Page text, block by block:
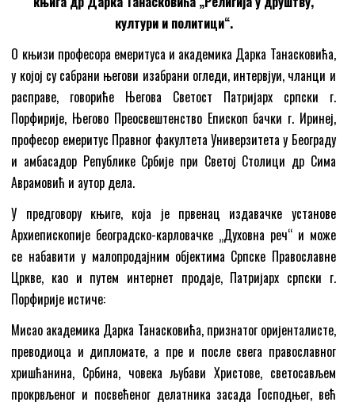
култури и политици“.
О књизи професора емеритуса и академика Дарка Танасковића,
у којој су сабрани његови изабрани огледи, интервјуи, чланци и
расправе, говориће Његова Светост Патријарх српски г.
Порфирије, Његово Преосвештенство Епископ бачки г. Иринеј,
професор емеритус Правног факултета Универзитета у Београду
и амбасадор Републике Србије при Светој Столици др Сима
Аврамовић и аутор дела.
У предговору књиге, која је првенац издавачке установе
Архиепископије београдско-карловачке „Духовна реч“ и може
се набавити у малопродајним објектима Српске Православне
Цркве, као и путем интернет продаје, Патријарх српски г.
Порфирије истиче:
Мисао академика Дарка Танасковића, признатог оријенталисте,
преводиоца и дипломате, а пре и после свега православног
хришћанина, Србина, човека љубави Христове, светосављем
прокрвљеног и посвећеног делатника засада Господњег, већ